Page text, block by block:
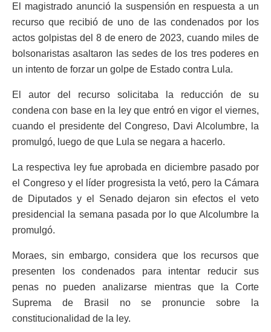
El magistrado anunció la suspensión en respuesta a un
recurso que recibió de uno de las condenados por los
actos golpistas del 8 de enero de 2023, cuando miles de
bolsonaristas asaltaron las sedes de los tres poderes en
un intento de forzar un golpe de Estado contra Lula.
El autor del recurso solicitaba la reducción de su
condena con base en la ley que entró en vigor el viernes,
cuando el presidente del Congreso, Davi Alcolumbre, la
promulgó, luego de que Lula se negara a hacerlo.
La respectiva ley fue aprobada en diciembre pasado por
el Congreso y el líder progresista la vetó, pero la Cámara
de Diputados y el Senado dejaron sin efectos el veto
presidencial la semana pasada por lo que Alcolumbre la
promulgó.
Moraes, sin embargo, considera que los recursos que
presenten los condenados para intentar reducir sus
penas no pueden analizarse mientras que la Corte
Suprema de Brasil no se pronuncie sobre la
constitucionalidad de la ley.